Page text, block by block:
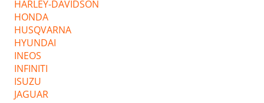
HARLEY-DAVIDSON
HONDA
HUSQVARNA
HYUNDAI
INEOS
INFINITI
ISUZU
JAGUAR